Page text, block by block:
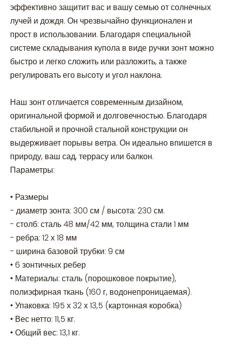
эффективно защитит вас и вашу семью от солнечных
лучей и дождя. Он чрезвычайно функционален и
прост в использовании. Благодаря специальной
системе складывания купола в виде ручки зонт можно
быстро и легко сложить или разложить, а также
регулировать его высоту и угол наклона.
Наш зонт отличается современным дизайном,
оригинальной формой и долговечностью. Благодаря
стабильной и прочной стальной конструкции он
выдерживает порывы ветра. Он идеально впишется в
природу, ваш сад, террасу или балкон.
Параметры:
• Размеры
- диаметр зонта: 300 см / высота: 230 см.
- столб: сталь 48 мм/42 мм, толщина стали 1 мм
- ребра: 12 х 18 мм
- ширина базовой трубки: 9 см
• 6 зонтичных ребер
• Материалы: сталь (порошковое покрытие),
полиэфирная ткань (160 г, водонепроницаемая).
• Упаковка: 195 х 32 х 13,5 (картонная коробка)
• Вес нетто: 11,5 кг.
• Общий вес: 13,1 кг.